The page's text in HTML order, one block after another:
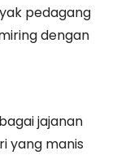
pedagang
dengan
jajanan
yang manis